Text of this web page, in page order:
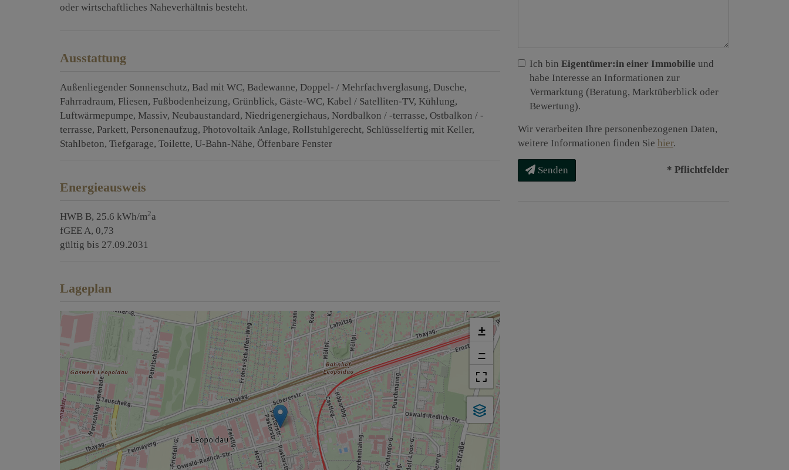
oder wirtschaftliches Naheverhältnis besteht.
Ausstattung
Außenliegender Sonnenschutz Bad mit WC Badewanne Doppel- / Mehrfachverglasung Dusche
Fahrradraum Fliesen Fußbodenheizung Grünblick Gäste-WC Kabel / Satelliten-TV Kühlung
Luftwärmepumpe Massiv Neubaustandard Niedrigenergiehaus Nordbalkon / -terrasse Ostbalkon / -
terrasse Parkett Personenaufzug Photovoltaik Anlage Rollstuhlgerecht Schlüsselfertig mit Keller
Stahlbeton Tiefgarage Toilette U-Bahn-Nähe Öffenbare Fenster
Energieausweis
HWB B, 25.6 kWh/m2a
fGEEA, 0,73
gültig bis 27.09.2031
Lageplan
+
−
Ich bin Eigentümer:in einer Immobilie und
habe Interesse an Informationen zur
Vermarktung (Beratung, Marktüberblick oder
Bewertung).
Wir verarbeiten Ihre personenbezogenen Daten,
weitere Informationen finden Sie hier.
Senden * Pflichtfelder